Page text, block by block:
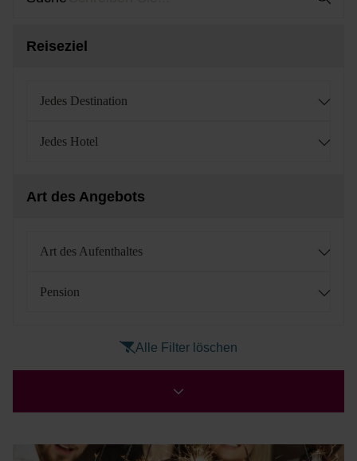
Reiseziel
Jedes Destination
Jedes Hotel
Art des Angebots
Art des Aufenthaltes
Pension
Alle Filter löschen